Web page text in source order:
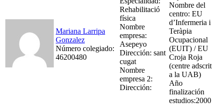
Mariana Larripa
Gonzalez
Número colegiado:
46200480
Rehabilitació
física
Nombre
empresa:
Asepeyo
Dirección: sant
cugat
Nombre
empresa 2:
Dirección:
Nombre del
centro: EU
d’Infermeria i
Teràpia
Ocupacional
(EUIT) / EU
Croja Roja
(centre adscrit
a la UAB)
Año
finalización
estudios:2000